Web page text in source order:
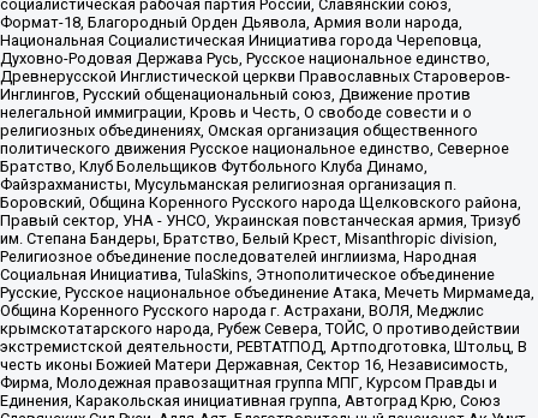
социалистическая рабочая партия России, Славянский союз,
Формат-18, Благородный Орден Дьявола, Армия воли народа,
Национальная Социалистическая Инициатива города Череповца,
Духовно-Родовая Держава Русь, Русское национальное единство,
Древнерусской Инглистической церкви Православных Староверов-
Инглингов, Русский общенациональный союз, Движение против
нелегальной иммиграции, Кровь и Честь, О свободе совести и о
религиозных объединениях, Омская организация общественного
политического движения Русское национальное единство, Северное
Братство, Клуб Болельщиков Футбольного Клуба Динамо,
Файзрахманисты, Мусульманская религиозная организация п.
Боровский, Община Коренного Русского народа Щелковского района,
Правый сектор, УНА - УНСО, Украинская повстанческая армия, Тризуб
им. Степана Бандеры, Братство, Белый Крест, Misanthropic division,
Религиозное объединение последователей инглиизма, Народная
Социальная Инициатива, TulaSkins, Этнополитическое объединение
Русские, Русское национальное объединение Атака, Мечеть Мирмамеда,
Община Коренного Русского народа г. Астрахани, ВОЛЯ, Меджлис
крымскотатарского народа, Рубеж Севера, ТОЙС, О противодействии
экстремистской деятельности, РЕВТАТПОД, Артподготовка, Штольц, В
честь иконы Божией Матери Державная, Сектор 16, Независимость,
Фирма, Молодежная правозащитная группа МПГ, Курсом Правды и
Единения, Каракольская инициативная группа, Автоград Крю, Союз